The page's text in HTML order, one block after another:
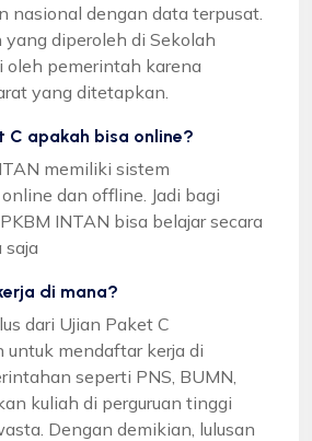
nasional dengan data terpusat.
yang diperoleh di Sekolah
oleh pemerintah karena
yang ditetapkan.
C apakah bisa online?
memiliki sistem
dan offline. Jadi bagi
INTAN bisa belajar secara
saja
di mana?
dari Ujian Paket C
untuk mendaftar kerja di
seperti PNS, BUMN,
kuliah di perguruan tinggi
Dengan demikian, lulusan